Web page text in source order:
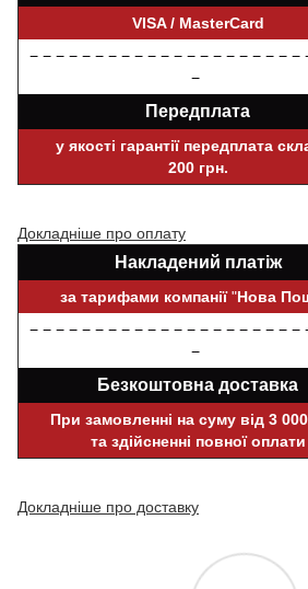
VISA / MasterCard
− − − − − − − − − − − − − − − − − − − − −
−
Передплата
у якості гарантії передплата
200 грн.
Докладніше про оплату
Накладений платіж
за тарифами компанії"Нова
− − − − − − − − − − − − − − − − − − − − −
−
Безкоштовна доставка
При замовленні на суму від 3
та здійсненні повної оплати
Докладніше про доставку